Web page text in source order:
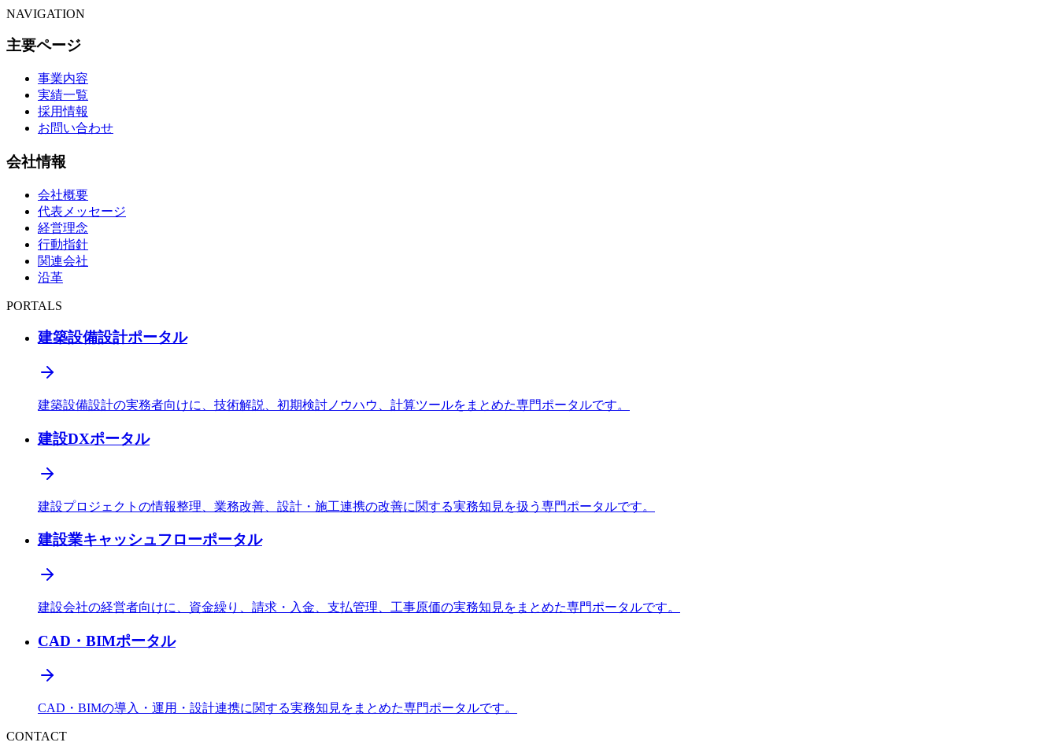
NAVIGATION
主要ページ
事業内容
実績一覧
採用情報
お問い合わせ
会社情報
会社概要
代表メッセージ
経営理念
行動指針
関連会社
沿革
PORTALS
建築設備設計ポータル
建築設備設計の実務者向けに、技術解説、初期検討ノウハウ、計算ツールをまとめた専門ポータルです。
建設DXポータル
建設プロジェクトの情報整理、業務改善、設計・施工連携の改善に関する実務知見を扱う専門ポータルです。
建設業キャッシュフローポータル
建設会社の経営者向けに、資金繰り、請求・入金、支払管理、工事原価の実務知見をまとめた専門ポータルです。
CAD・BIMポータル
CAD・BIMの導入・運用・設計連携に関する実務知見をまとめた専門ポータルです。
CONTACT